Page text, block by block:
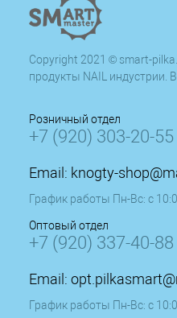
Copyright 2021 © smart-
продукты NAIL индустрии.
Розничный отдел
+7 (920) 303-20-55
Email: knogty-
График работы Пн-Вс: с
Оптовый отдел
+7 (920) 337-40-88
Email:
График работы Пн-Вс: с